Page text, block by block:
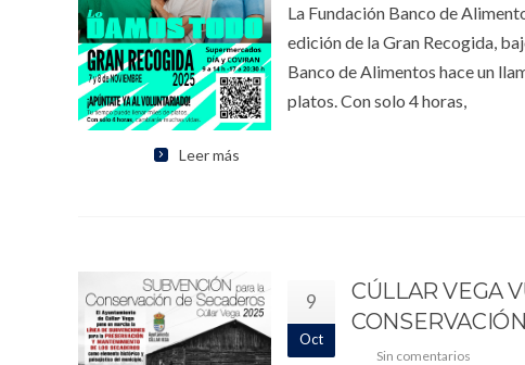
La Fundación Banco de
edición de la Gran Recogida,
Banco de Alimentos hace un
platos. Con solo 4 horas,
Leer más
9
Oct
CÚLLAR VEGA
Sin comentarios